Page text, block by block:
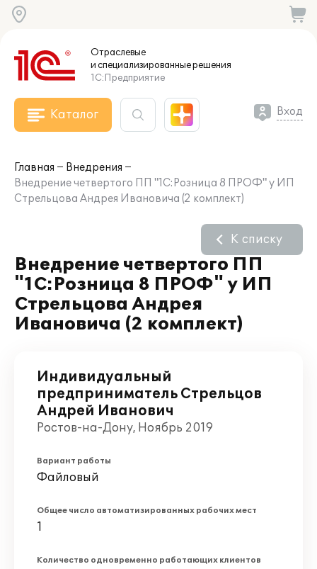
Отраслевые
и специализированныерешения
1С:Предприятие
Каталог Вход
Главная
Внедрения
Внедрение четвертого ПП "1С:Розница 8 ПРОФ" у ИП
Стрельцова Андрея Ивановича (2 комплект)
Внедрение четвертого ПП
"1С:Розница 8 ПРОФ" у ИП
Стрельцова Андрея
Ивановича (2 комплект)
К списку
Индивидуальный
предприниматель Стрельцов
Андрей Иванович
Ростов-на-Дону, Ноябрь 2019
Вариант работы
Файловый
Общее число автоматизированных рабочих мест
1
Количество одновременно работающих клиентов